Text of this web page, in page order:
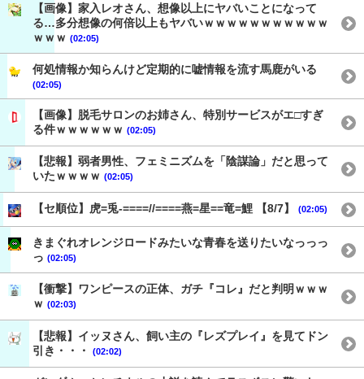
【画像】家入レオさん、想像以上にヤバいことになって
る…多分想像の何倍以上もヤバいｗｗｗｗｗｗｗｗｗｗｗ
ｗｗｗ (02:05)
何処情報か知らんけど定期的に嘘情報を流す馬鹿がいる
(02:05)
【画像】脱毛サロンのお姉さん、特別サービスがエ□すぎ
る件ｗｗｗｗｗｗ (02:05)
【悲報】弱者男性、フェミニズムを「陰謀論」だと思って
いたｗｗｗｗ (02:05)
【セ順位】虎=兎-====//====燕=星==竜=鯉 【8/7】 (02:05)
きまぐれオレンジロードみたいな青春を送りたいなっっっ
っ (02:05)
【衝撃】ワンピースの正体、ガチ『コレ』だと判明ｗｗｗ
ｗ (02:03)
【悲報】イッヌさん、飼い主の『レズプレイ』を見てドン
引き・・・
(02:02)